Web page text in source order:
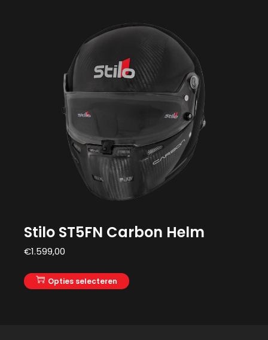
Stilo ST5FN Carbon Helm
€1.599,00
Opties selecteren